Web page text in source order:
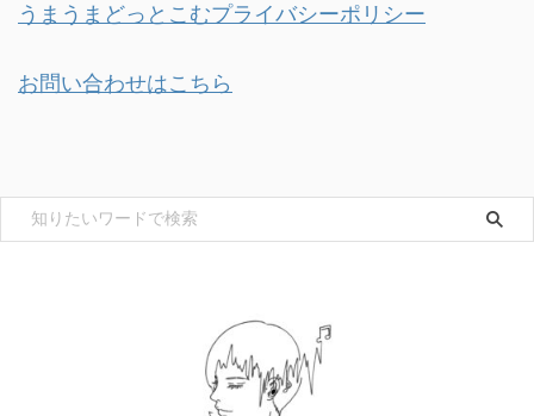
うまうまどっとこむプライバシーポリシー
お問い合わせはこちら